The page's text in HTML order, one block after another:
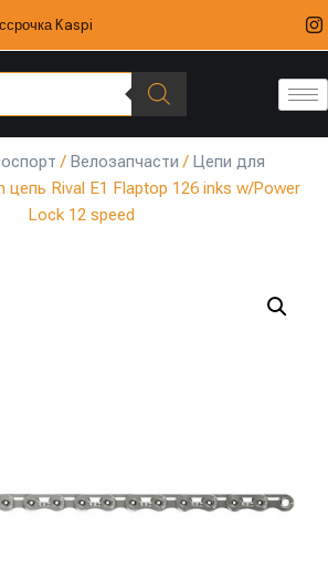
Kaspi
/ Велозапчасти / Цепи для
цепь Rival E1 Flaptop 126 inks w/Power
Lock 12 speed